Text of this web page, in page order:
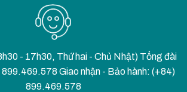
- 17h30, Thứ hai - Chủ Nhật) Tổng đài
Giao nhận - Bảo hành: (+84)
899.469.578